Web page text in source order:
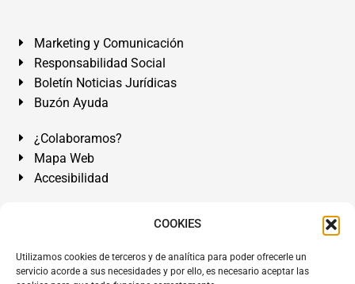
COOKIES
Utilizamos cookies de terceros y de analítica para poder ofrecerle un
servicio acorde a sus necesidades y por ello, es necesario aceptar las
Marketing y Comunicación
Responsabilidad Social
Boletín Noticias Jurídicas
Buzón Ayuda
¿Colaboramos?
Mapa Web
Accesibilidad
Álvarez Abogados Tenerife:Calle Teobaldo Power Nº 7,
de Tenerife. Islas Canarias.